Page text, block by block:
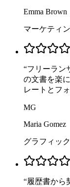
Emma Brown
マーケティ
“フリーラン
の文書を楽
レートとフ
MG
Maria Gomez
グラフィッ
“履歴書から